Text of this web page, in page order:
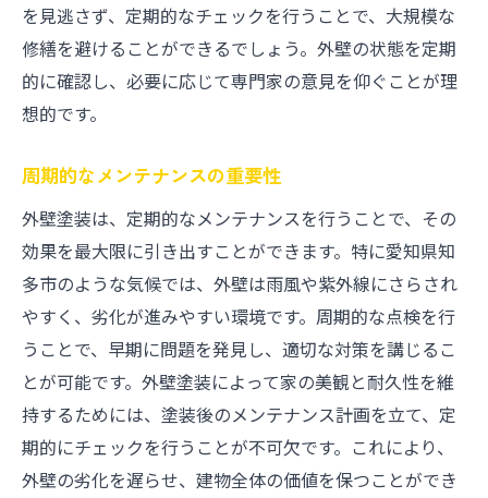
を見逃さず、定期的なチェックを行うことで、大規模な
修繕を避けることができるでしょう。外壁の状態を定期
的に確認し、必要に応じて専門家の意見を仰ぐことが理
想的です。
周期的なメンテナンスの重要性
外壁塗装は、定期的なメンテナンスを行うことで、その
効果を最大限に引き出すことができます。特に愛知県知
多市のような気候では、外壁は雨風や紫外線にさらされ
やすく、劣化が進みやすい環境です。周期的な点検を行
うことで、早期に問題を発見し、適切な対策を講じるこ
とが可能です。外壁塗装によって家の美観と耐久性を維
持するためには、塗装後のメンテナンス計画を立て、定
期的にチェックを行うことが不可欠です。これにより、
外壁の劣化を遅らせ、建物全体の価値を保つことができ